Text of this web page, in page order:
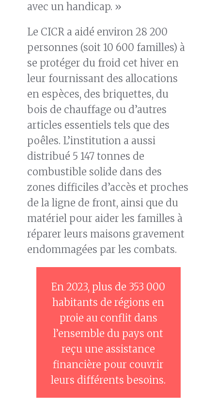
avec un handicap. »
Le CICR a aidé environ 28 200
personnes (soit 10 600 familles) à
se protéger du froid cet hiver en
leur fournissant des allocations
en espèces, des briquettes, du
bois de chauffage ou d’autres
articles essentiels tels que des
poêles. L’institution a aussi
distribué 5 147 tonnes de
combustible solide dans des
zones difficiles d’accès et proches
de la ligne de front, ainsi que du
matériel pour aider les familles à
réparer leurs maisons gravement
endommagées par les combats.
En 2023, plus de 353 000
habitants de régions en
proie au conflit dans
l’ensemble du pays ont
reçu une assistance
financière pour couvrir
leurs différents besoins.